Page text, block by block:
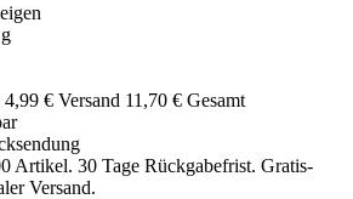
4,99 € Versand 11,70 € Gesamt
Artikel. 30 Tage Rückgabefrist. Gratis-
Versand.